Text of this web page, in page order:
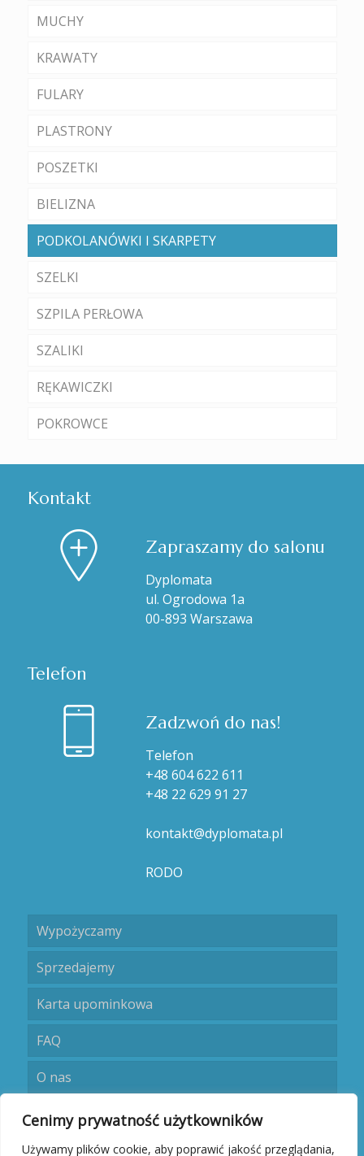
Cenimy prywatność użytkowników
Używamy plików cookie, aby poprawić jakość przeglądania,
MUCHY
KRAWATY
FULARY
PLASTRONY
POSZETKI
BIELIZNA
PODKOLANÓWKI I SKARPETY
SZELKI
SZPILA PERŁOWA
SZALIKI
RĘKAWICZKI
POKROWCE
Kontakt
Zapraszamy do salonu
Dyplomata
ul. Ogrodowa 1a
00-893 Warszawa
Telefon
Zadzwoń do nas!
Telefon
+48 604 622 611
+48 22 629 91 27
kontakt@dyplomata.pl
RODO
Wypożyczamy
Sprzedajemy
Karta upominkowa
FAQ
O nas
Umów się
Kontakt